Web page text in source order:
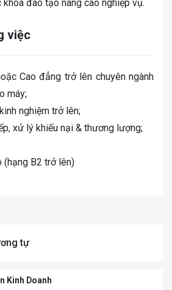
đào tạo nâng cao nghiệp vụ.
việc
Cao đẳng trở lên chuyên ngành
máy;
nghiệm trở lên;
xử lý khiếu nại & thương lượng;
(hạng B2 trở lên)
tự
Kinh Doanh